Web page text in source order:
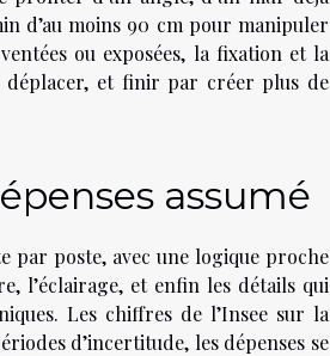
d’au moins 90 cm pour manipuler
ou exposées, la fixation et la
déplacer, et finir par créer plus de
assumé
par poste, avec une logique proche
l’éclairage, et enfin les détails qui
Les chiffres de l’Insee sur la
d’incertitude, les dépenses se